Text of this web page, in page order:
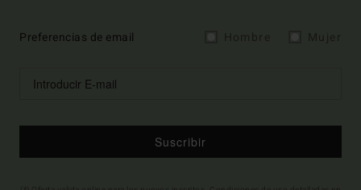
Preferencias de email
Suscribir